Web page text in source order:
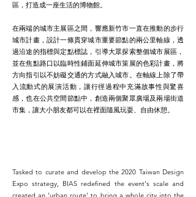
區，打造成一座生活的博物館。
在兩端的城市主展區之間，響應新竹市一直在推動的步行
城市計畫，設計一條貫穿城市重要節點的兩公里軸線，透
過沿途的指標與定點標誌，引導大眾探索整個城市展區，
並在焦點路口以臨時性鋪面延伸城市策展的色彩計畫，將
方向指引以不妨礙交通的方式融入城市。在軸線上除了帶
入流動式的展演活動，讓行徑過程中充滿故事性與驚喜
感，也在公共空間節點中，創造兩個聚眾廣場及兩場街道
市集，讓大小朋友都可以在裡面隨風玩耍、自由休憩。
Tasked to curate and develop the 2020 Taiwan Design
Expo strategy, BIAS redefined the event's scale and
created an 'urban route' to bring a whole city into the